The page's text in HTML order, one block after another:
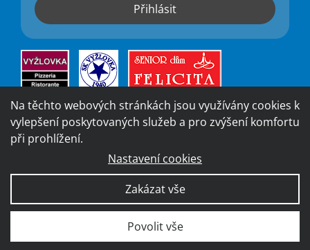
Prohlášení o přístupnosti
Na těchto webových stránkách jsou využívány cookies k
vylepšení poskytovaných služeb a pro zvýšení komfortu
při prohlížení.
Nastavení cookies
Zakázat vše
Povolit vše